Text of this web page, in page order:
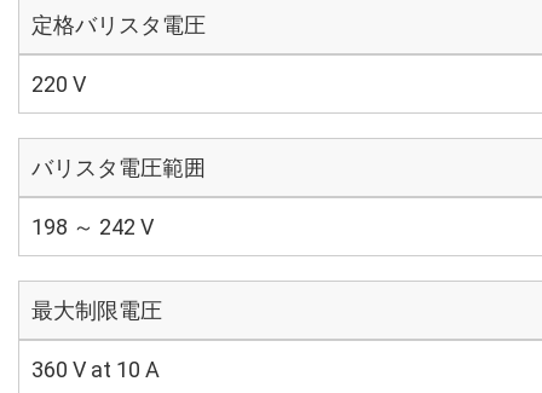
定格バリスタ電圧
220 V
バリスタ電圧範囲
198 ～ 242 V
最大制限電圧
360 V at 10 A